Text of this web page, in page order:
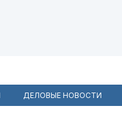
ДЕЛОВЫЕ НОВОСТИ